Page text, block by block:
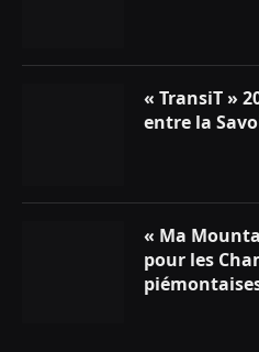
« TransiT »
entre la
« Ma
pour les